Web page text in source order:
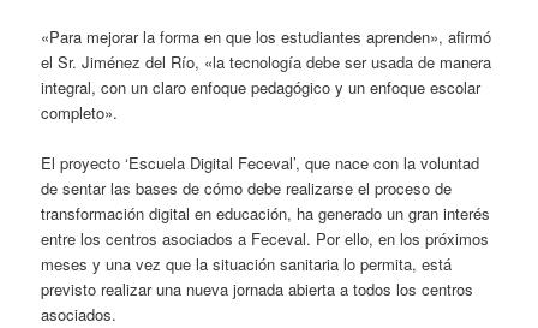
«Para mejorar la forma en que los estudiantes aprenden», afirmó
el Sr. Jiménez del Río, «la tecnología debe ser usada de manera
integral, con un claro enfoque pedagógico y un enfoque escolar
completo».
El proyecto ‘Escuela Digital Feceval’, que nace con la voluntad
de sentar las bases de cómo debe realizarse el proceso de
transformación digital en educación, ha generado un gran interés
entre los centros asociados a Feceval. Por ello, en los próximos
meses y una vez que la situación sanitaria lo permita, está
previsto realizar una nueva jornada abierta a todos los centros
asociados.